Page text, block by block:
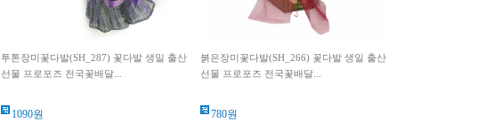
투톤장미꽃다발(SH_287) 꽃다발 생일 출산
선물 프로포즈 전국꽃배달...
1090원
붉은장미꽃다발(SH_266) 꽃다발 생일 출산
선물 프로포즈 전국꽃배달...
780원